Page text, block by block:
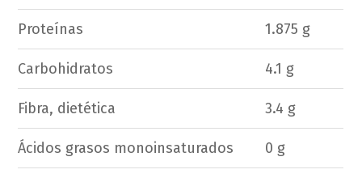
Proteínas 1.875 g
Carbohidratos 4.1 g
Fibra, dietética 3.4 g
Ácidos grasos monoinsaturados 0 g